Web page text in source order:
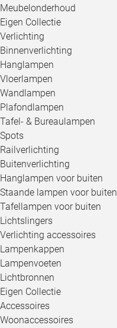
Meubelonderhoud
Eigen Collectie
Verlichting
Binnenverlichting
Hanglampen
Vloerlampen
Wandlampen
Plafondlampen
Tafel- & Bureaulampen
Spots
Railverlichting
Buitenverlichting
Hanglampen voor buiten
Staande lampen voor buiten
Tafellampen voor buiten
Lichtslingers
Verlichting accessoires
Lampenkappen
Lampenvoeten
Lichtbronnen
Eigen Collectie
Accessoires
Woonaccessoires